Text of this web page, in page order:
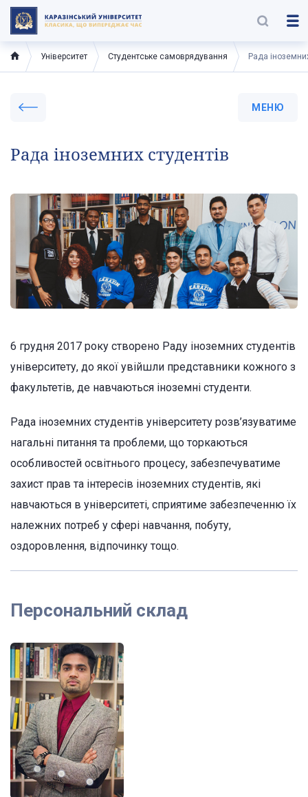
Університет Студентське самоврядування Рада
МЕНЮ
Рада іноземних студентів
6 грудня 2017 року створено Раду іноземних студентів
університету, до якої увійшли представники кожного з
факультетів, де навчаються іноземні студенти.
Рада іноземних студентів університету розв’язуватиме
нагальні питання та проблеми, що торкаються
особливостей освітнього процесу, забезпечуватиме
захист прав та інтересів іноземних студентів, які
навчаються в університеті, сприятиме забезпеченню їх
належних потреб у сфері навчання, побуту,
оздоровлення, відпочинку тощо.
Персональний склад